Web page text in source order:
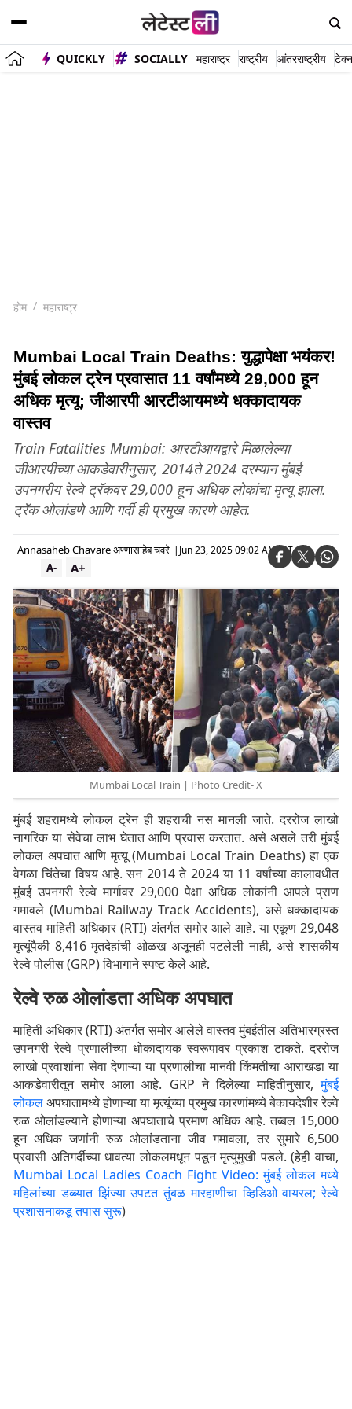
QUICKLY SOCIALLY महाराष्ट्र राष्ट्रीय आंतरराष्ट्रीय
होम महाराष्ट्र
Mumbai Local Train Deaths: युद्धापेक्षा भयंकर!
मुंबई लोकल ट्रेन प्रवासात 11 वर्षांमध्ये 29,000 हून
अधिक मृत्यू; जीआरपी आरटीआयमध्ये धक्कादायक
वास्तव
Train Fatalities Mumbai: आरटीआयद्वारे मिळालेल्या
जीआरपीच्या आकडेवारीनुसार, 2014ते 2024 दरम्यान मुंबई
उपनगरीय रेल्वे ट्रॅकवर 29,000 हून अधिक लोकांचा मृत्यू झाला.
ट्रॅक ओलांडणे आणि गर्दी ही प्रमुख कारणे आहेत.
Annasaheb Chavare अण्णासाहेब चवरे | Jun 23, 2025 09:02 AM IST
A+
A-
Mumbai Local Train | Photo Credit- X
मुंबई शहरामध्ये लोकल ट्रेन ही शहराची नस मानली जाते. दररोज लाखो
नागरिक या सेवेचा लाभ घेतात आणि प्रवास करतात. असे असले तरी मुंबई
लोकल अपघात आणि मृत्यू (Mumbai Local Train Deaths) हा एक
वेगळा चिंतेचा विषय आहे. सन 2014 ते 2024 या 11 वर्षांच्या कालावधीत
मुंबई उपनगरी रेल्वे मार्गावर 29,000 पेक्षा अधिक लोकांनी आपले प्राण
गमावले (Mumbai Railway Track Accidents), असे धक्कादायक
वास्तव माहिती अधिकार (RTI) अंतर्गत समोर आले आहे. या एकूण 29,048
मृत्यूंपैकी 8,416 मृतदेहांची ओळख अजूनही पटलेली नाही, असे शासकीय
रेल्वे पोलीस (GRP) विभागाने स्पष्ट केले आहे.
रेल्वे रुळ ओलांडता अधिक अपघात
माहिती अधिकार (RTI) अंतर्गत समोर आलेले वास्तव मुंबईतील अतिभारग्रस्त
उपनगरी रेल्वे प्रणालीच्या धोकादायक स्वरूपावर प्रकाश टाकते. दररोज
लाखो प्रवाशांना सेवा देणाऱ्या या प्रणालीचा मानवी किंमतीचा आराखडा या
आकडेवारीतून समोर आला आहे. GRP ने दिलेल्या माहितीनुसार,मुंबई
लोकलअपघातामध्ये होणाऱ्या या मृत्यूंच्या प्रमुख कारणांमध्ये बेकायदेशीर रेल्वे
रुळ ओलांडल्याने होणाऱ्या अपघाताचे प्रमाण अधिक आहे. तब्बल 15,000
हून अधिक जणांनी रुळ ओलांडताना जीव गमावला, तर सुमारे 6,500
प्रवासी अतिगर्दीच्या धावत्या लोकलमधून पडून मृत्युमुखी पडले. (हेही वाचा,
Mumbai Local Ladies Coach Fight Video: मुंबई लोकल मध्ये
महिलांच्या डब्ब्यात झिंज्या उपटत तुंबळ मारहाणीचा व्हिडिओ वायरल; रेल्वे
प्रशासनाकडू तपास सुरू)